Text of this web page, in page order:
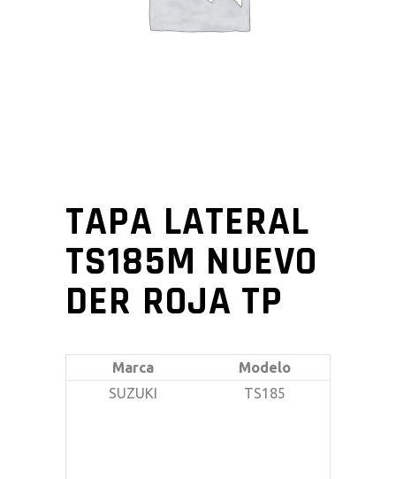
TAPA LATERAL
TS185M NUEVO
DER ROJA TP
Marca
Modelo
SUZUKI
TS185